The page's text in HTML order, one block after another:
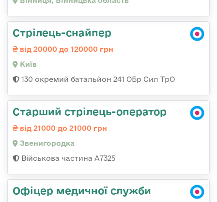
Стрілець-снайпер
від 20000 до 120000 грн
Київ
130 окремий батальйон 241 ОБр Сил ТрО
Старший стрілець-оператор
від 21000 до 21000 грн
Звенигородка
Військова частина А7325
Офіцер медичної служби